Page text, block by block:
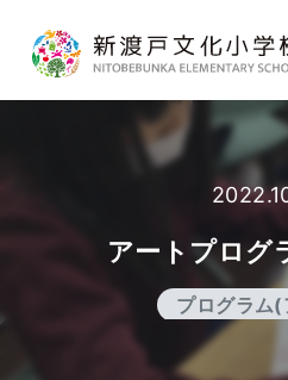
学校生活
アートプログ
プログラム(